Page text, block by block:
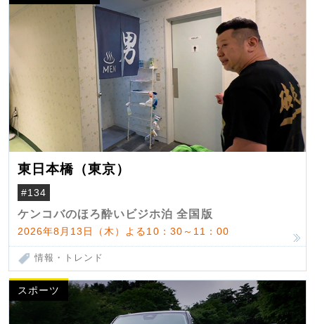
東日本橋（東京）
#134
ケンコバのほろ酔いビジホ泊 全国版
2026年8月13日（木）よる10：30～11：00
情報・トレンド
スポーツ